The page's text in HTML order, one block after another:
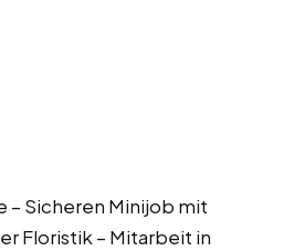
– Sicheren Minijob mit
Floristik – Mitarbeit in